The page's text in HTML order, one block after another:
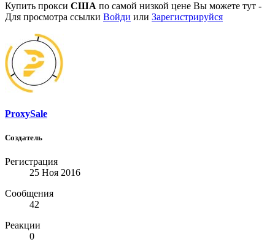
Купить прокси США по самой низкой цене Вы можете тут -
Для просмотра ссылки Войди или Зарегистрируйся
ProxySale
Создатель
Регистрация
25 Ноя 2016
Сообщения
42
Реакции
0